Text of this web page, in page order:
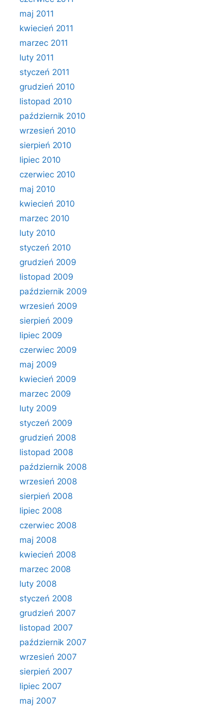
maj 2011
kwiecień 2011
marzec 2011
luty 2011
styczeń 2011
grudzień 2010
listopad 2010
październik 2010
wrzesień 2010
sierpień 2010
lipiec 2010
czerwiec 2010
maj 2010
kwiecień 2010
marzec 2010
luty 2010
styczeń 2010
grudzień 2009
listopad 2009
październik 2009
wrzesień 2009
sierpień 2009
lipiec 2009
czerwiec 2009
maj 2009
kwiecień 2009
marzec 2009
luty 2009
styczeń 2009
grudzień 2008
listopad 2008
październik 2008
wrzesień 2008
sierpień 2008
lipiec 2008
czerwiec 2008
maj 2008
kwiecień 2008
marzec 2008
luty 2008
styczeń 2008
grudzień 2007
listopad 2007
październik 2007
wrzesień 2007
sierpień 2007
lipiec 2007
maj 2007